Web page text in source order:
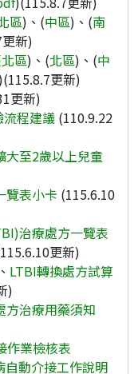
區)、(中區)、(南
新)
區)、(北區)、(中
更新)
更新)
程建議 (110.9.22
大至2歲以上兒童
覽表小卡 (115.6.10
治療處方一覽表
更新)
、 LTBI轉換處方試算
)
方治療用藥須知
作業檢核表
自動介接工作說明